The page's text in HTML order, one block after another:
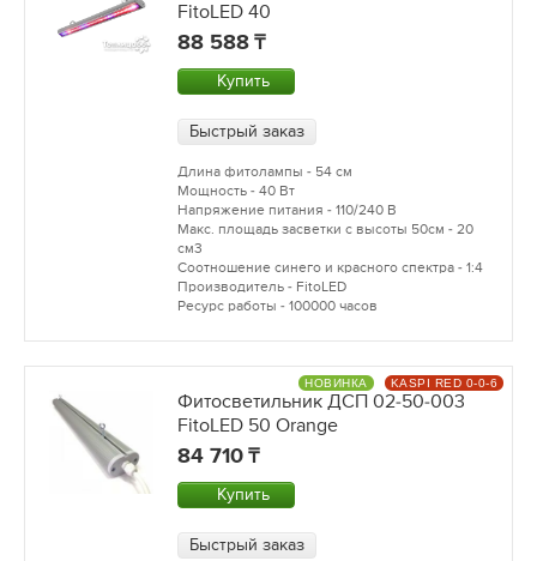
FitoLED 40
88 588
Купить
Быстрый заказ
Длина фитолампы - 54 см
Мощность - 40 Вт
Напряжение питания - 110/240 В
Макс. площадь засветки с высоты 50см - 20
см3
Соотношение синего и красного спектра - 1:4
Производитель - FitoLED
Ресурс работы - 100000 часов
Фитосветильник ДСП 02-50-003
FitoLED 50 Orange
84 710
Купить
Быстрый заказ
НОВИНКА KASPI RED 0-0-6